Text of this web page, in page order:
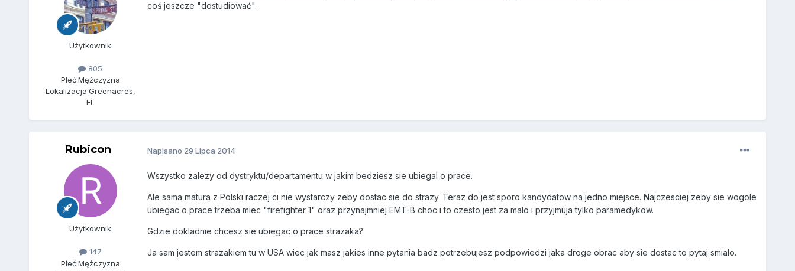
Użytkownik
805
Płeć:Mężczyzna
Lokalizacja:Greenacres,
FL
coś jeszcze "dostudiować".
Rubicon
Użytkownik
147
Płeć:Mężczyzna
Napisano 29 Lipca 2014
Wszystko zalezy od dystryktu/departamentu w jakim bedziesz sie ubiegal o prace.
Ale sama matura z Polski raczej ci nie wystarczy zeby dostac sie do strazy. Teraz do jest sporo kandydatow na jedno miejsce. Najczesciej zeby sie wogole
ubiegac o prace trzeba miec "firefighter 1" oraz przynajmniej EMT-B choc i to czesto jest za malo i przyjmuja tylko paramedykow.
Gdzie dokladnie chcesz sie ubiegac o prace strazaka?
Ja sam jestem strazakiem tu w USA wiec jak masz jakies inne pytania badz potrzebujesz podpowiedzi jaka droge obrac aby sie dostac to pytaj smialo.